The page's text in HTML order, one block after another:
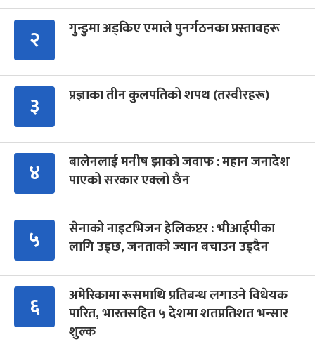
२ गुन्डुमा अड्किए एमाले पुनर्गठनका प्रस्तावहरू
३ प्रज्ञाका तीन कुलपतिको शपथ (तस्वीरहरू)
४
बालेनलाई मनीष झाको जवाफ : महान जनादेश
पाएको सरकार एक्लो छैन
५
सेनाको नाइटभिजन हेलिकप्टर : भीआईपीका
लागि उड्छ, जनताको ज्यान बचाउन उड्दैन
६
अमेरिकामा रूसमाथि प्रतिबन्ध लगाउने विधेयक
पारित, भारतसहित ५ देशमा शतप्रतिशत भन्सार
शुल्क